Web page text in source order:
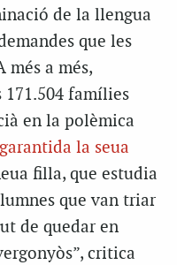
de la llengua
que les
més a més,
famílies
en la polèmica
la seua
filla, que estudia
que van triar
de quedar en
critica